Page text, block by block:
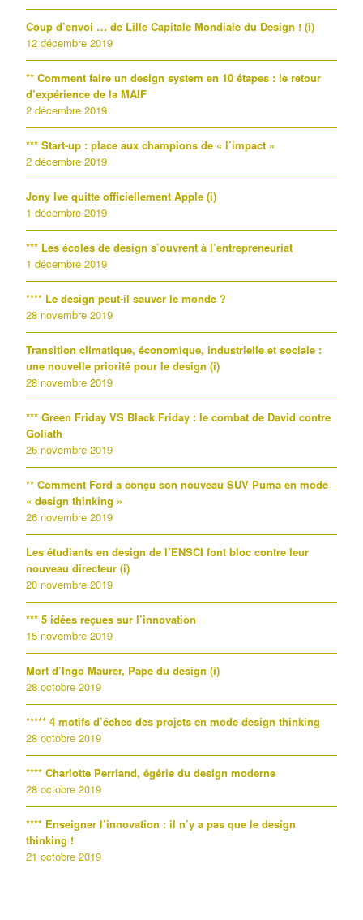
Coup d’envoi … de Lille Capitale Mondiale du Design ! (i)
12 décembre 2019
** Comment faire un design system en 10 étapes : le retour
d’expérience de la MAIF
2 décembre 2019
*** Start-up : place aux champions de « l’impact »
2 décembre 2019
Jony Ive quitte officiellement Apple (i)
1 décembre 2019
*** Les écoles de design s’ouvrent à l’entrepreneuriat
1 décembre 2019
**** Le design peut-il sauver le monde ?
28 novembre 2019
Transition climatique, économique, industrielle et sociale :
une nouvelle priorité pour le design (i)
28 novembre 2019
*** Green Friday VS Black Friday : le combat de David contre
Goliath
26 novembre 2019
** Comment Ford a conçu son nouveau SUV Puma en mode
« design thinking »
26 novembre 2019
Les étudiants en design de l’ENSCI font bloc contre leur
nouveau directeur (i)
20 novembre 2019
*** 5 idées reçues sur l’innovation
15 novembre 2019
Mort d’Ingo Maurer, Pape du design (i)
28 octobre 2019
***** 4 motifs d’échec des projets en mode design thinking
28 octobre 2019
**** Charlotte Perriand, égérie du design moderne
28 octobre 2019
**** Enseigner l’innovation : il n’y a pas que le design
thinking !
21 octobre 2019